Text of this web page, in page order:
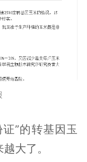
”的转基因玉
大了。